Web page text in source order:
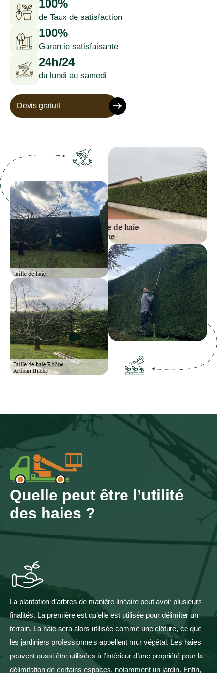
100%
de Taux de satisfaction
100%
Garantie satisfaisante
24h/24
du lundi au samedi
Devis gratuit
Quelle peut être l’utilité
des haies ?
La plantation d’arbres de manière linéaire peut avoir plusieurs
finalités. La première est qu’elle est utilisée pour délimiter un
terrain. La haie sera alors utilisée comme une clôture, ce que
les jardiniers professionnels appellent mur végétal. Les haies
peuvent aussi être utilisées à l’intérieur d’une propriété pour la
délimitation de certains espaces, notamment un jardin. Enfin,